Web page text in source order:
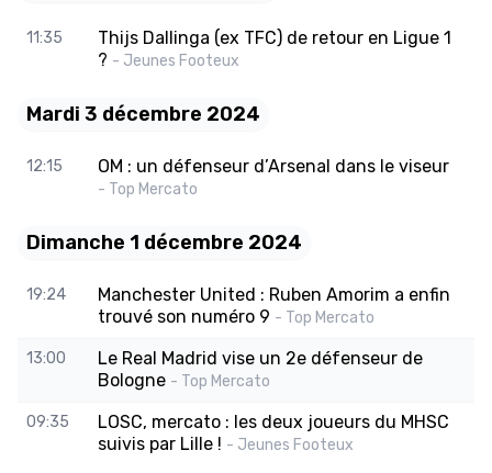
11:35
Thijs Dallinga (ex TFC) de retour en Ligue 1
? - Jeunes Footeux
Mardi 3 décembre 2024
12:15 OM : un défenseur d’Arsenal dans le viseur
- Top Mercato
Dimanche 1 décembre 2024
19:24
Manchester United : Ruben Amorim a enfin
trouvé son numéro 9 - Top Mercato
13:00
Le Real Madrid vise un 2e défenseur de
Bologne - Top Mercato
09:35
LOSC, mercato : les deux joueurs du MHSC
suivis par Lille ! - Jeunes Footeux